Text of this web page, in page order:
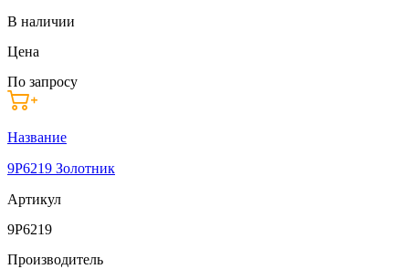
В наличии
Цена
По запросу
Название
9P6219 Золотник
Артикул
9P6219
Производитель